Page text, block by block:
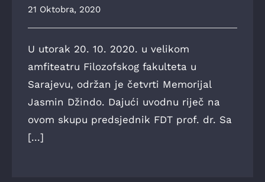
21 Oktobra, 2020
U utorak 20. 10. 2020. u velikom
amfiteatru Filozofskog fakulteta u
Sarajevu, održan je četvrti Memorijal
Jasmin Džindo. Dajući uvodnu riječ na
ovom skupu predsjednik FDT prof. dr. Sa
[...]